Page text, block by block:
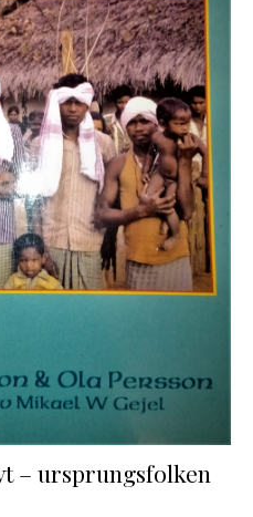
– ursprungsfolken